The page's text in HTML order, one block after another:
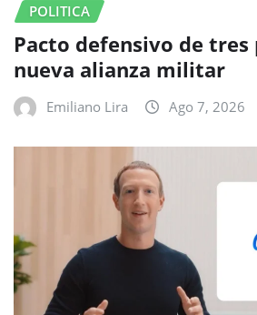
POLITICA
Pacto defensivo de tres
nueva alianza militar
Emiliano Lira Ago 7, 2026